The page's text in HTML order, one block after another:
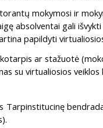
mokymosi ir
absolventai gali
papildyti
ar stažuotė
su virtualiosios
Tarpinstitucinę